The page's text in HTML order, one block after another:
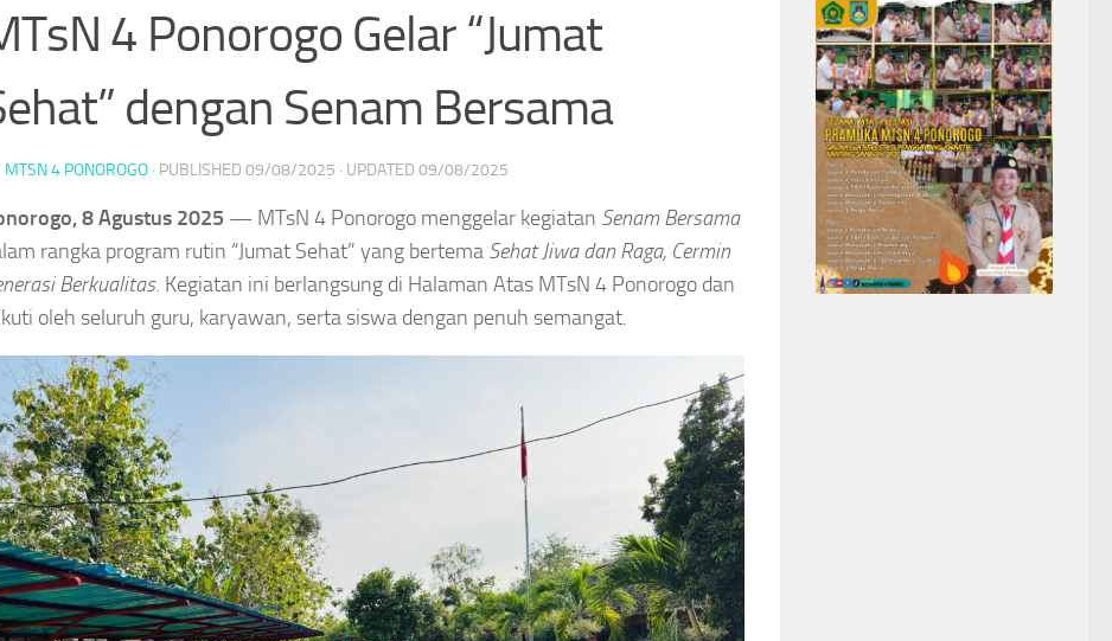
4 Ponorogo Gelar “Jumat
dengan Senam Bersama
MTSN 4 PONOROGO · PUBLISHED 09/08/2025 · UPDATED 09/08/2025
8 Agustus 2025 — MTsN 4 Ponorogo menggelar kegiatan Senam Bersama
rangka program rutin “Jumat Sehat” yang bertema Sehat Jiwa dan Raga, Cermin
Berkualitas. Kegiatan ini berlangsung di Halaman Atas MTsN 4 Ponorogo dan
oleh seluruh guru, karyawan, serta siswa dengan penuh semangat.